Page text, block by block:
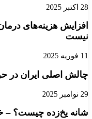
28 اکتبر 2025
افزایش هزینه‌های
نیست
11 فوریه 2025
چالش اصلی ایران در
29 نوامبر 2025
شانه یخ‌زده چیست؟ –